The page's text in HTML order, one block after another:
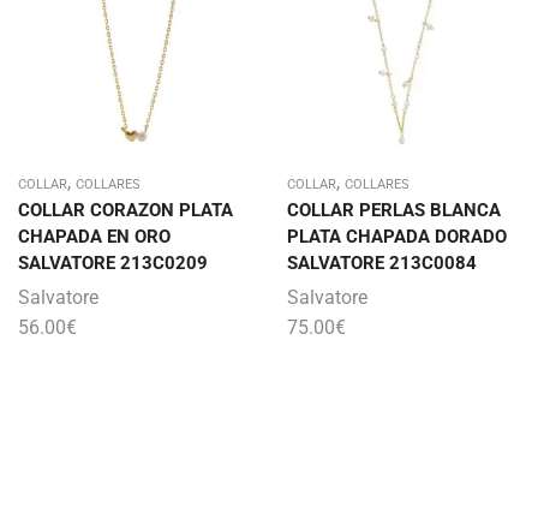
COLLAR, COLLARES
COLLAR CORAZON PLATA
CHAPADA EN ORO
SALVATORE 213C0209
Salvatore
56.00€
COLLAR, COLLARES
COLLAR PERLAS BLANCA
PLATA CHAPADA DORADO
SALVATORE 213C0084
Salvatore
75.00€